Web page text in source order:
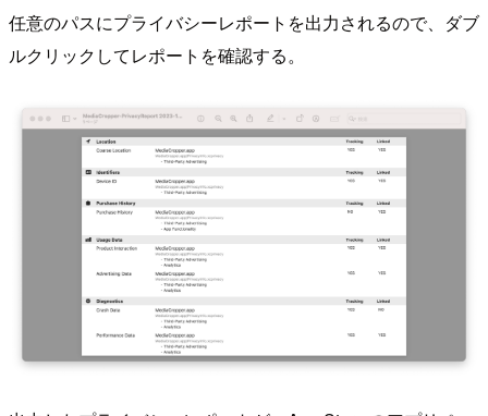
任意のパスにプライバシーレポートを出力されるので、ダブ
ルクリックしてレポートを確認する。